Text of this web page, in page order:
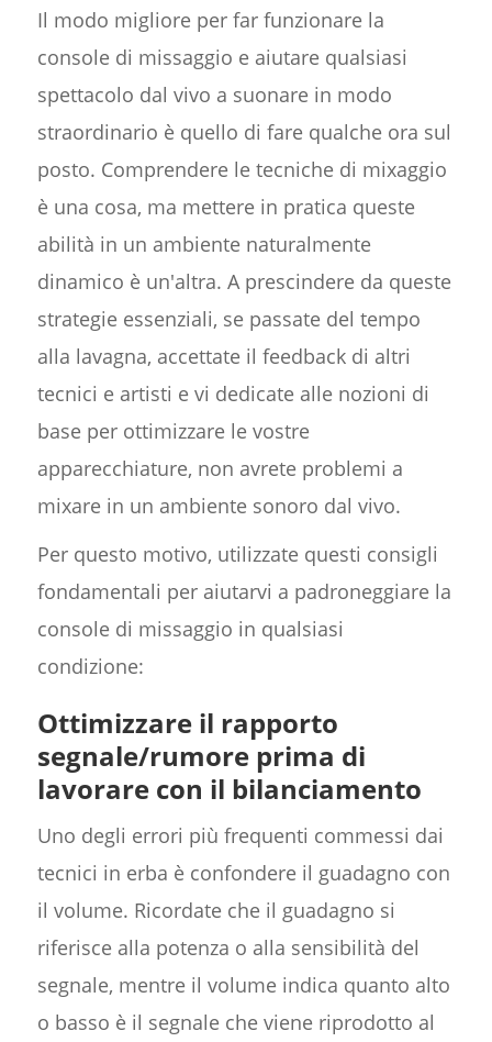
Il modo migliore per far funzionare la
console di missaggio e aiutare qualsiasi
spettacolo dal vivo a suonare in modo
straordinario è quello di fare qualche ora sul
posto. Comprendere le tecniche di mixaggio
è una cosa, ma mettere in pratica queste
abilità in un ambiente naturalmente
dinamico è un'altra. A prescindere da queste
strategie essenziali, se passate del tempo
alla lavagna, accettate il feedback di altri
tecnici e artisti e vi dedicate alle nozioni di
base per ottimizzare le vostre
apparecchiature, non avrete problemi a
mixare in un ambiente sonoro dal vivo.
Per questo motivo, utilizzate questi consigli
fondamentali per aiutarvi a padroneggiare la
console di missaggio in qualsiasi
condizione:
Ottimizzare il rapporto
segnale/rumore prima di
lavorare con il bilanciamento
Uno degli errori più frequenti commessi dai
tecnici in erba è confondere il guadagno con
il volume. Ricordate che il guadagno si
riferisce alla potenza o alla sensibilità del
segnale, mentre il volume indica quanto alto
o basso è il segnale che viene riprodotto al